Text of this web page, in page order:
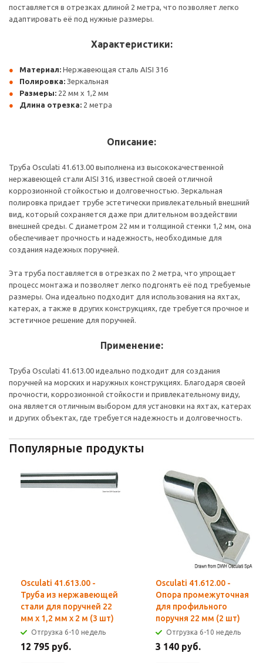
поставляется в отрезках длиной 2 метра, что позволяет легко
адаптировать её под нужные размеры.
Характеристики:
Материал: Нержавеющая сталь AISI 316
Полировка: Зеркальная
Размеры: 22 мм x 1,2 мм
Длина отрезка: 2 метра
Описание:
Труба Osculati 41.613.00 выполнена из высококачественной
нержавеющей стали AISI 316, известной своей отличной
коррозионной стойкостью и долговечностью. Зеркальная
полировка придает трубе эстетически привлекательный внешний
вид, который сохраняется даже при длительном воздействии
внешней среды. С диаметром 22 мм и толщиной стенки 1,2 мм, она
обеспечивает прочность и надежность, необходимые для
создания надежных поручней.
Эта труба поставляется в отрезках по 2 метра, что упрощает
процесс монтажа и позволяет легко подгонять её под требуемые
размеры. Она идеально подходит для использования на яхтах,
катерах, а также в других конструкциях, где требуется прочное и
эстетичное решение для поручней.
Применение:
Труба Osculati 41.613.00 идеально подходит для создания
поручней на морских и наружных конструкциях. Благодаря своей
прочности, коррозионной стойкости и привлекательному виду,
она является отличным выбором для установки на яхтах, катерах
и других объектах, где требуется надежность и долговечность.
Популярные продукты
Osculati 41.613.00 -
Труба из нержавеющей
стали для поручней 22
мм x 1,2 мм x 2 м (3 шт)
Отгрузка 6-10 недель
12 795 руб.
Osculati 41.612.00 -
Опора промежуточная
для профильного
поручня 22 мм (2 шт)
Отгрузка 6-10 недель
3 140 руб.